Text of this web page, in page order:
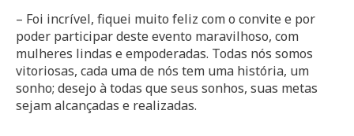
– Foi incrível, fiquei muito feliz com o convite e por
poder participar deste evento maravilhoso, com
mulheres lindas e empoderadas. Todas nós somos
vitoriosas, cada uma de nós tem uma história, um
sonho; desejo à todas que seus sonhos, suas metas
sejam alcançadas e realizadas.